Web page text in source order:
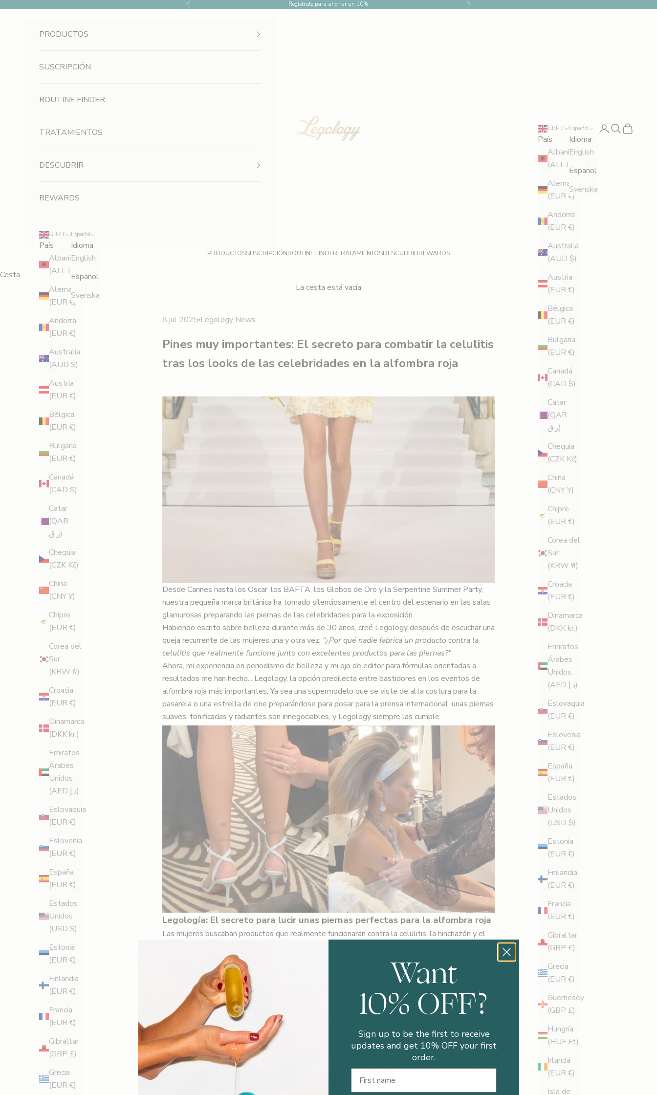
Anterior Regístrate para ahorrar un 10% Siguiente
Legology
PRODUCTOSSUSCRIPCIÓNROUTINE FINDERTRATAMIENTOSDESCUBRIRREWARDS
GBP £
País
Albania
(ALL L)
Alemania
(EUR €)
Andorra
(EUR €)
Australia
(AUD $)
Austria
(EUR €)
Bélgica
(EUR €)
Bulgaria
(EUR €)
Canadá
(CAD $)
Catar
(QAR
ر.ق)
Chequia
(CZK Kč)
China
(CNY ¥)
Chipre
(EUR €)
Corea del
Sur
(KRW ₩)
Croacia
(EUR €)
Dinamarca
(DKK kr.)
Emiratos
Árabes
Unidos
(AED د.إ)
Eslovaquia
(EUR €)
Eslovenia
(EUR €)
España
(EUR €)
Estados
Unidos
(USD $)
Estonia
(EUR €)
Finlandia
(EUR €)
Francia
(EUR €)
Gibraltar
(GBP £)
Grecia
(EUR €)
Guernesey
(GBP £)
Hungría
(HUF Ft)
Irlanda
(EUR €)
Isla de
Español
Idioma
English
Español
Svenska
Iniciar sesión
Buscar
Cesta
PRODUCTOS
SUSCRIPCIÓN
ROUTINE FINDER
TRATAMIENTOS
DESCUBRIR
REWARDS
GBP £
País
Albania
(ALL L)
Alemania
(EUR €)
Andorra
(EUR €)
Australia
(AUD $)
Austria
(EUR €)
Bélgica
(EUR €)
Bulgaria
(EUR €)
Canadá
(CAD $)
Catar
(QAR
ر.ق)
Chequia
(CZK Kč)
China
(CNY ¥)
Chipre
(EUR €)
Corea del
Sur
(KRW ₩)
Croacia
(EUR €)
Dinamarca
(DKK kr.)
Emiratos
Árabes
Unidos
(AED د.إ)
Eslovaquia
(EUR €)
Eslovenia
(EUR €)
España
(EUR €)
Estados
Unidos
(USD $)
Estonia
(EUR €)
Finlandia
(EUR €)
Francia
(EUR €)
Gibraltar
(GBP £)
Grecia
(EUR €)
Español
Idioma
English
Español
Svenska
Cesta
La cesta está vacía
8 jul 2025 Legology News
Pines muy importantes: El secreto para combatir la celulitis
tras los looks de las celebridades en la alfombra roja
Desde Cannes hasta los Oscar, los BAFTA, los Globos de Oro y la Serpentine Summer Party,
nuestra pequeña marca británica ha tomado silenciosamente el centro del escenario en las salas
glamurosas preparando las piernas de las celebridades para la exposición.
Habiendo escrito sobre belleza durante más de 30 años, creé Legology después de escuchar una
queja recurrente de las mujeres una y otra vez: "¿Por qué nadie fabrica un producto contra la
celulitis que realmente funcione junto con excelentes productos para las piernas?"
Ahora, mi experiencia en periodismo de belleza y mi ojo de editor para fórmulas orientadas a
resultados me han hecho... Legology, la opción predilecta entre bastidores en los eventos de
alfombra roja más importantes. Ya sea una supermodelo que se viste de alta costura para la
pasarela o una estrella de cine preparándose para posar para la prensa internacional, unas piernas
suaves, tonificadas y radiantes son innegociables, y Legology siempre las cumple.
Legología: El secreto para lucir unas piernas perfectas para la alfombra roja
Las mujeres buscaban productos que realmente funcionaran contra la celulitis, la hinchazón y el
necesidad, y la respuesta de las mujeres (y sus seguidores) ha sido increíble.
Después de volar desde Los Ángeles para asistir a la Serpentine Summer Party, los devotos de
Rebel Wilson y su pareja, Ramona Agruma, hicieron de nuestro programa Signature Leg
Contouring su primera parada para compensar los efectos de los vuelos de larga distancia en sus
piernas. Y forman parte de un creciente grupo de celebridades que adoran la marca.
Los maquilladores y estilistas de celebridades confían plenamente en
Legspor su capacidad para deshinchar, tonificar y contornear las extremidades al instante
(especialmente después de vuelos largos o pruebas de vestuario) y para brindar soporte durante
toda la noche con tacones.
Charlie Duffy, maquilladora de celebridades que trabaja habitualmente con Davina McCall, revela
que utiliza toda la gama en sus clientas para sesiones de fotos de estudio, y en todo el cuerpo,
Want
10% OFF?
Sign up to be the first to receive
updates and get 10% OFF your first
order.